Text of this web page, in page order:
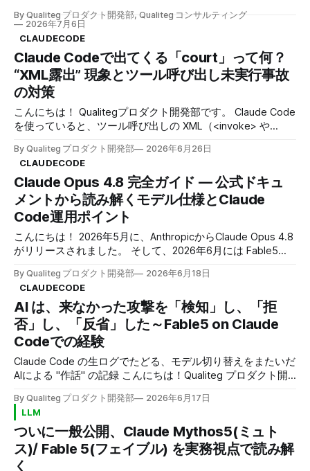
ブスクリプション枠から外れ、使用クレジットを有効化しな
いと使えなくなる (この期限は当初2026年7月7日とされてい
ましたが、のちに5日間延長されて7月12日になりました。
SSL/TLS通信の復号化、中間CA証明書の運用、そして証明書
ピンニングという技術的制約まで、企業がWeb通信を監視す
る際の技術的な現実を明らかにしました。 しかし、これら
のプロキシ技術は、実は既存のDLP製品でも広く採用されて
いる一般的な手法です。メール監視、ファイル転送の制御、
Webアクセスの監査など、従来型のデータ漏洩防止において
た。 では、なぜAI時代において新たにDLPを考え直す必要が
あるのでしょうか。 前回にひきつづき、従来型DLPでは対応
できないAI固有の課題と、AI-DLPとして新たに考慮すべき要
素に焦点を当て、より本質的な議論を展開していきます。 1.
AI時代が要求する新たなDLP要件 従来のDLP製品は、クレジ
ットカード番号や社会保障番号といった定型的なパターンの
検出において優れた実績を持っています。これらの技術は今
後も重要な
By Qualiteg プロダクト開発部, Qualiteg コンサルティング
2026年7月6日
CLAUDECODE
Claude Codeで出てくる「court」って何？
“XML露出” 現象とツール呼び出し未実行事故
の対策
こんにちは！ Qualitegプロダクト開発部です。 Claude Code
を使っていると、ツール呼び出しの XML（<invoke> や
マンドや PR 作成が実行されていないのに「完了しました」
と報告されたりして、動作がおかしくなることがあります。
そして、その呼び水となる文字列 court や course や count
が出現します 本稿では、 この現象（本稿では「XML露出」
と呼びます）を実ログから解説し、検知と対策をまとめまし
た。 ● ● ● claude-code — bash➜ ~/qualiteg-project
claude> プロジェクト配下のストレージ使用量を調査しま
す。court<invoke name="Bash">
By Qualiteg プロダクト開発部 2026年6月26日
CLAUDECODE
Claude Opus 4.8 完全ガイド — 公式ドキュ
メントから読み解くモデル仕様とClaude
Code運用ポイント
こんにちは！ 2026年5月に、AnthropicからClaude Opus 4.8
がリリースされました。 そして、2026年6月には Fable5
(2026/6/18)は利用できないため、実質 Claude Opus 4.8 が
一般人がつかえるClaudeシリーズの最上位モデルということ
になります。 そこで、今回は長く付き合うことになるかも
しれない Opus 4.8 について徹底解説したいとおもいます。
Opus4.8は従来の4.7の延長線上にあるアップデートです
が、「ベンチマークが少し上がった」では片付けられない変
化を含んでいます。 effortパラメータのデフォルトが変わ
り、Claude Codeには1回のワークフローで数十〜数百のサ
クフロー）」が加わり（ただし同時に動作するのは最大
16）、自分が書いたコードの欠陥を指摘せずに通過させる頻
度を大きく減らす「誠実性（honesty）」の改善が入りまし
た。 つまり、4.7時代に組んだ運用や
By Qualiteg プロダクト開発部 2026年6月18日
CLAUDECODE
AI は、来なかった攻撃を「検知」し、「拒
否」し、「反省」した～Fable5 on Claude
Codeでの経験
Claude Code の生ログでたどる、モデル切り替えをまたいだ
AIによる "作話" の記録 こんにちは！Qualiteg プロダクト開
じてよいのか、 というお話です。 発端は、Claude Fable 5
で動かしていた、私たちの Claude Code セッションでし
た。 Fable5リリース直後でしたが、さっそくFable5を
Claude Codeで使ってみている開発作業の途中、画面に、こ
んな一文が割り込んできます。 「プロンプトインジェクシ
By Qualiteg プロダクト開発部 2026年6月17日
LLM
ついに一般公開、Claude Mythos5(ミュト
ス)/ Fable 5(フェイブル) を実務視点で読み解
く